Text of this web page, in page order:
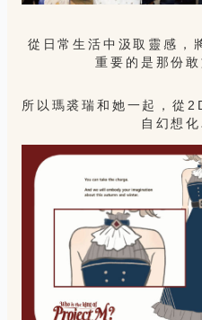
從日常生活中汲取靈感，
重要的是那份
所以瑪裘瑞和她一起，從
自幻想化